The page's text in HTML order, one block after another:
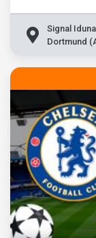
Signal
Dortmund